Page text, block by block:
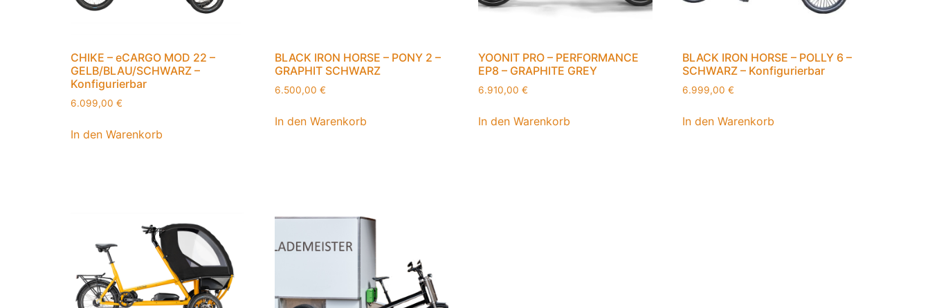
CHIKE – eCARGO MOD 22 –
GELB/BLAU/SCHWARZ –
Konfigurierbar
6.099,00 €
In den Warenkorb
BLACK IRON HORSE – PONY 2 –
GRAPHIT SCHWARZ
6.500,00 €
In den Warenkorb
YOONIT PRO – PERFORMANCE
EP8 – GRAPHITE GREY
6.910,00€
In den Warenkorb
BLACK IRON HORSE – POLLY 6 –
SCHWARZ – Konfigurierbar
6.999,00€
In den Warenkorb